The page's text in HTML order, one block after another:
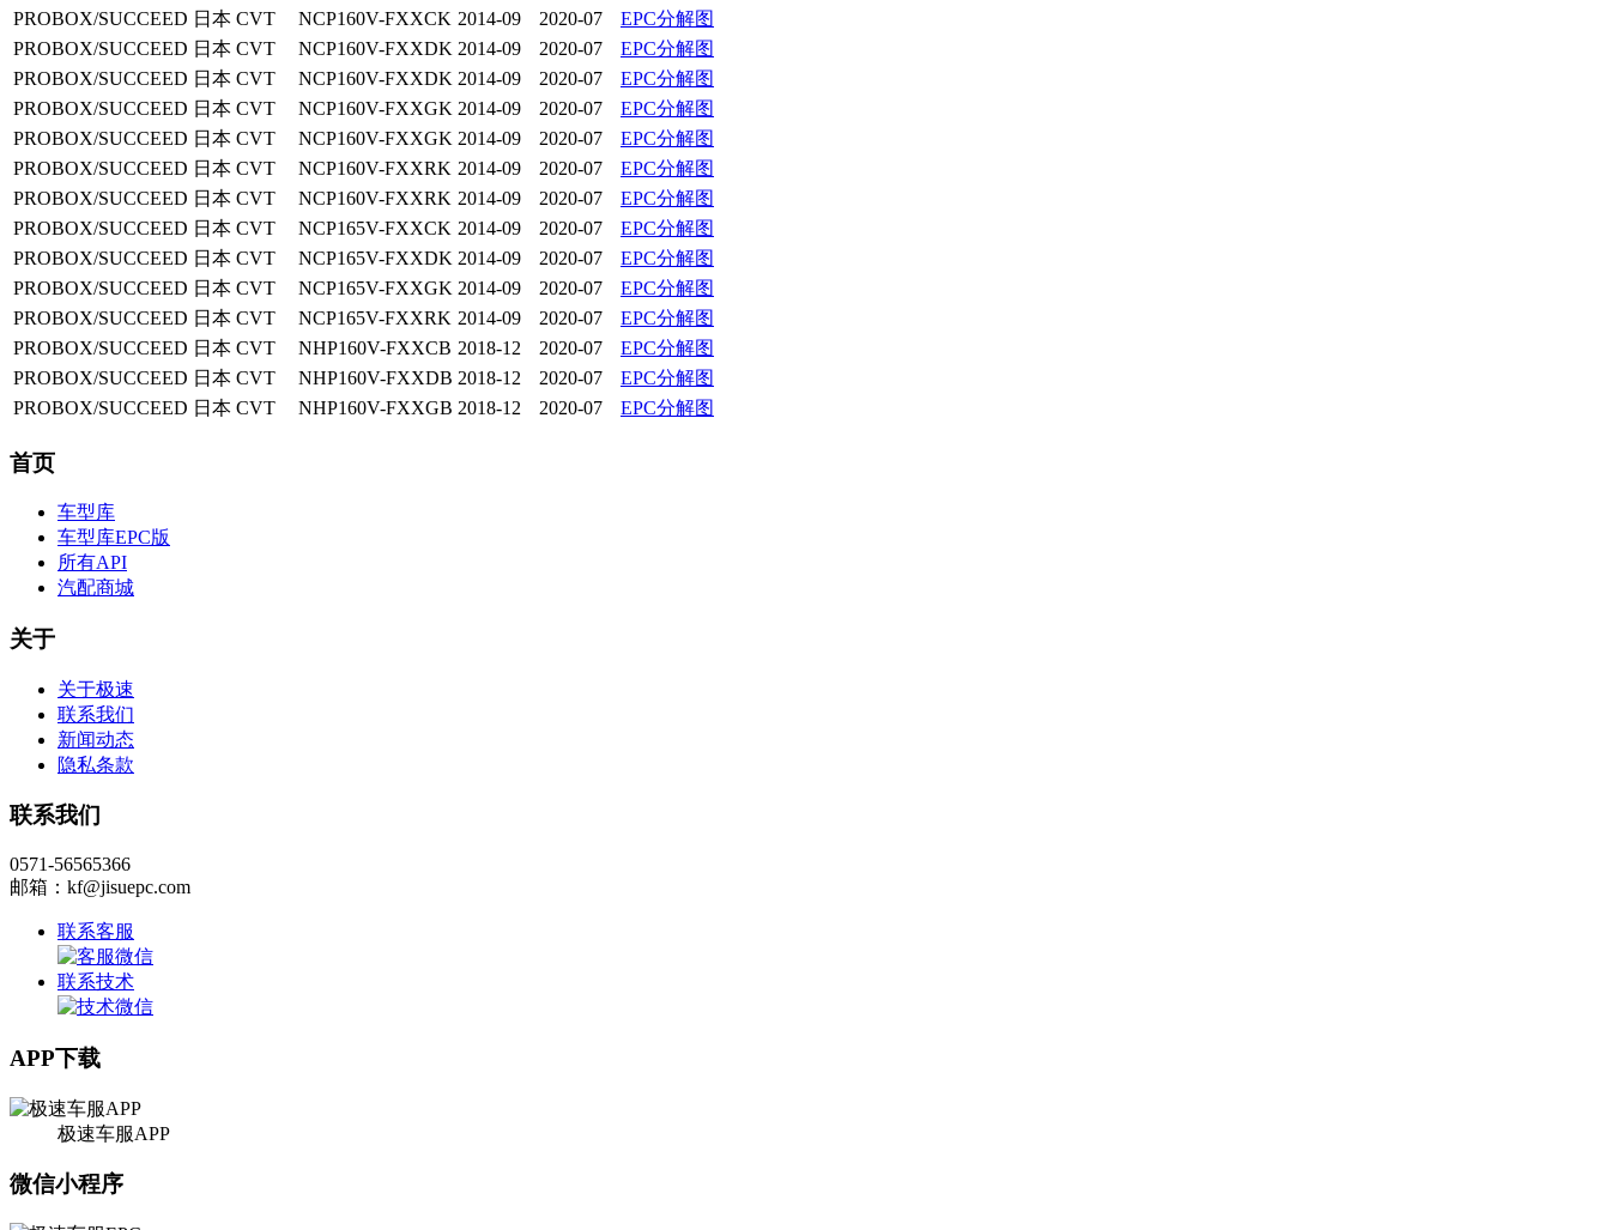
PROBOX/SUCCEED 日本 CVT NCP160V-FXXCK 2014-09 2020-07
EPC分解图
PROBOX/SUCCEED 日本 CVT NCP160V-FXXDK 2014-09 2020-07
EPC分解图
PROBOX/SUCCEED 日本 CVT NCP160V-FXXDK 2014-09 2020-07
EPC分解图
PROBOX/SUCCEED 日本 CVT NCP160V-FXXGK 2014-09 2020-07
EPC分解图
PROBOX/SUCCEED 日本 CVT NCP160V-FXXGK 2014-09 2020-07
EPC分解图
PROBOX/SUCCEED 日本 CVT NCP160V-FXXRK 2014-09 2020-07
EPC分解图
PROBOX/SUCCEED 日本 CVT NCP160V-FXXRK 2014-09 2020-07
EPC分解图
PROBOX/SUCCEED 日本 CVT NCP165V-FXXCK 2014-09 2020-07
EPC分解图
PROBOX/SUCCEED 日本 CVT NCP165V-FXXDK 2014-09 2020-07
EPC分解图
PROBOX/SUCCEED 日本 CVT NCP165V-FXXGK 2014-09 2020-07
EPC分解图
PROBOX/SUCCEED 日本 CVT NCP165V-FXXRK 2014-09 2020-07
EPC分解图
PROBOX/SUCCEED 日本 CVT NHP160V-FXXCB 2018-12 2020-07
EPC分解图
PROBOX/SUCCEED 日本 CVT NHP160V-FXXDB 2018-12 2020-07
EPC分解图
PROBOX/SUCCEED 日本 CVT NHP160V-FXXGB 2018-12 2020-07 EPC分解图
首页
车型库
车型库EPC版
所有API
汽配商城
关于
关于极速
联系我们
新闻动态
隐私条款
联系我们
0571-56565366
邮箱：kf@jisuepc.com
联系客服
联系技术
APP下载
极速车服APP
微信小程序